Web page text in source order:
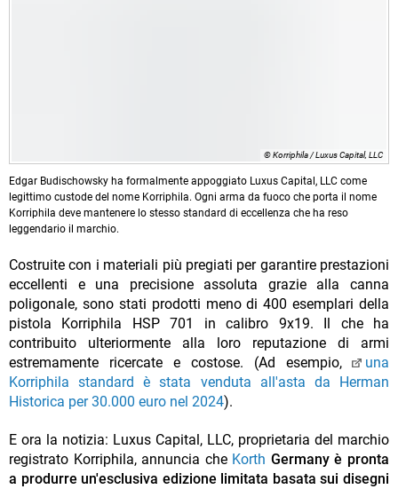
© Korriphila / Luxus Capital, LLC
Edgar Budischowsky ha formalmente appoggiato Luxus Capital, LLC come
legittimo custode del nome Korriphila. Ogni arma da fuoco che porta il nome
Korriphila deve mantenere lo stesso standard di eccellenza che ha reso
leggendario il marchio.
Costruite con i materiali più pregiati per garantire prestazioni
eccellenti e una precisione assoluta grazie alla canna
poligonale, sono stati prodotti meno di 400 esemplari della
pistola Korriphila HSP 701 in calibro 9x19. Il che ha
contribuito ulteriormente alla loro reputazione di armi
estremamente ricercate e costose. (Ad esempio,
una
Korriphila standard è stata venduta all'asta da Herman
Historica per 30.000 euro nel 2024).
E ora la notizia: Luxus Capital, LLC, proprietaria del marchio
registrato Korriphila, annuncia che Korth Germanyè pronta
a produrre un'esclusiva edizione limitata basata sui disegni